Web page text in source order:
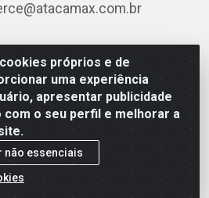
próprios e de
uma experiência
apresentar publicidade
o seu perfil e melhorar a
não essenciais
Alimentos LTDA - RODOVIA BR-
GALPAO:D - Muribeca, Jaboatão dos
- CNPJ 08.305.623/0001-84